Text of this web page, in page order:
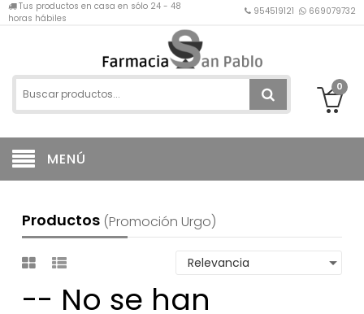
Tus productos en casa en sólo 24 - 48
horas hábiles
954519121 669079732
0
MENÚ
Productos (promoción Urgo)
-- No se han